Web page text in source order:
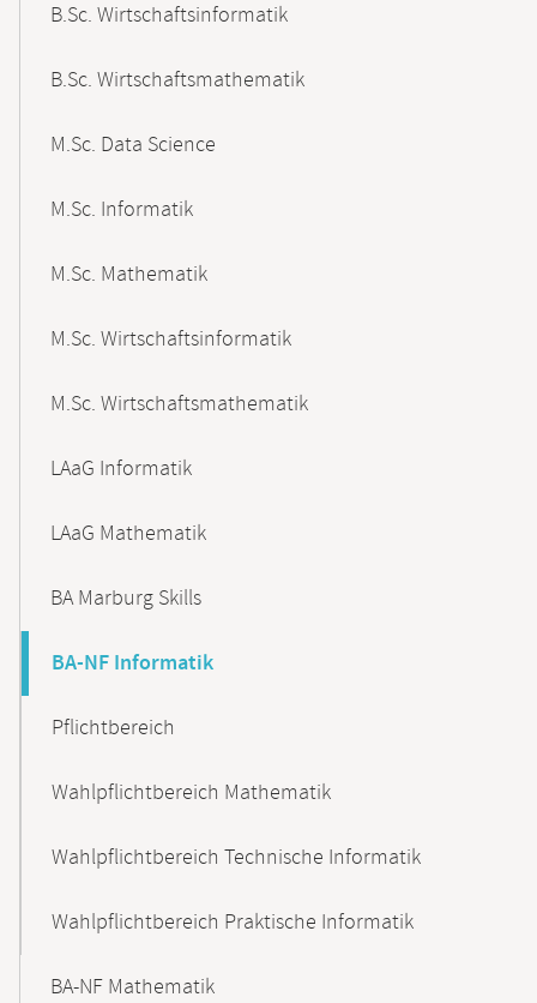
B.Sc. Wirtschaftsinformatik
B.Sc. Wirtschaftsmathematik
M.Sc. Data Science
M.Sc. Informatik
M.Sc. Mathematik
M.Sc. Wirtschaftsinformatik
M.Sc. Wirtschaftsmathematik
LAaG Informatik
LAaG Mathematik
BA Marburg Skills
BA-NF Informatik
Pflichtbereich
Wahlpflichtbereich Mathematik
Wahlpflichtbereich Technische Informatik
Wahlpflichtbereich Praktische Informatik
BA-NF Mathematik